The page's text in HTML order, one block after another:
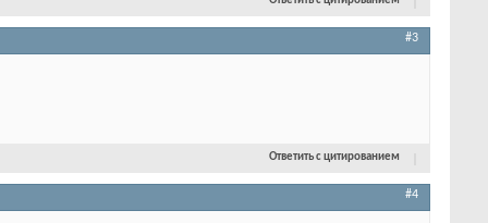
#3
Ответить с цитированием
#4